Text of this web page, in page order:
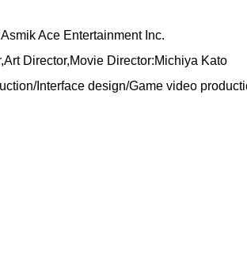
Ace Entertainment Inc.
Director,Movie Director:Michiya Kato
Interface design/Game video